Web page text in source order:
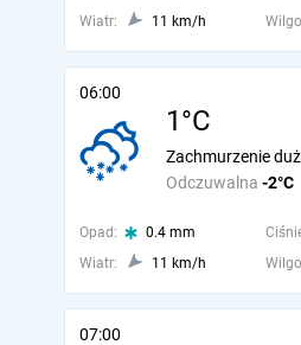
Wiatr:
11 km/h
06:00
1°C
Odczuwalna -2°C
Zachmurzenie
Opad: 0.4 mm
Wiatr:
11 km/h
07:00